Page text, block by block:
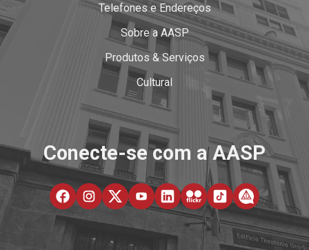
Telefones e Endereços
Sobre a AASP
Produtos & Serviços
Cultural
Conecte-se com a AASP